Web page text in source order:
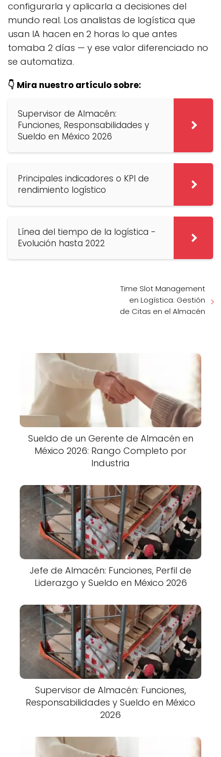
configurarla y aplicarla a decisiones del
mundo real. Los analistas de logística que
usan IA hacen en 2 horas lo que antes
tomaba 2 días — y ese valor diferenciado no
se automatiza.
👇 Mira nuestro artículo sobre:
Supervisor de Almacén:
Funciones, Responsabilidades y
Sueldo en México 2026
Principales indicadores o KPI de
rendimiento logístico
Línea del tiempo de la logística -
Evolución hasta 2022
Time Slot Management
en Logística: Gestión
de Citas en el Almacén
Sueldo de un Gerente de Almacén en
México 2026: Rango Completo por
Industria
Jefe de Almacén: Funciones, Perfil de
Liderazgo y Sueldo en México 2026
Supervisor de Almacén: Funciones,
Responsabilidades y Sueldo en México
2026